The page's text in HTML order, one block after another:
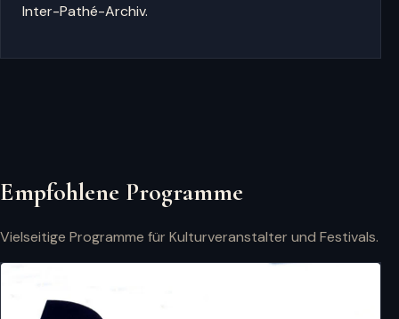
Inter-Pathé-Archiv.
Empfohlene Programme
Vielseitige Programme für Kulturveranstalter und Festivals.